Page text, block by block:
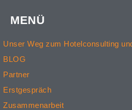
MENÜ
Unser Weg zum Hotelconsulting
BLOG
Partner
Erstgespräch
Zusammenarbeit